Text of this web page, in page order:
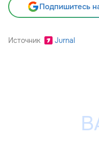
Подпишитесь
Источник Jurnal